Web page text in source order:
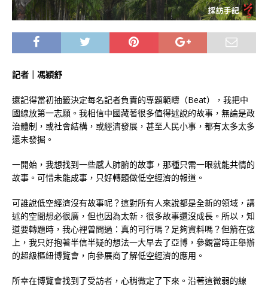
記者｜馮穎舒
還記得當初抽籤決定每名記者負責的專題範疇（Beat），我把中
國線放第一志願。我相信中國藏著很多值得述說的故事，無論是政
治體制，或社會結構，或經濟發展，甚至人民小事，都有太多太多
還未發掘。
一開始，我想找到一些感人肺腑的故事，那種只需一眼就能共情的
故事。可惜未能成事，只好轉題做低空經濟的報道。
可誰說低空經濟沒有故事呢？這對所有人來說都是全新的領域，講
述的空間想必很廣，但也因為太新，很多故事還沒成長。所以，知
道要轉題時，我心裡曾問過：真的可行嗎？足夠資料嗎？但箭在弦
上，我只好抱著半信半疑的想法一大早去了亞博，參觀當時正舉辦
的超級樞紐博覽會，向參展商了解低空經濟的應用。
所幸在博覽會找到了受訪者，心稍微定了下來。沿著這微弱的線